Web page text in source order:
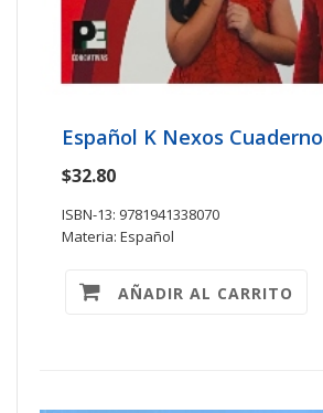
Español K Nexos Cuaderno
$32.80
ISBN-13: 9781941338070
Materia: Español
AÑADIR AL CARRITO